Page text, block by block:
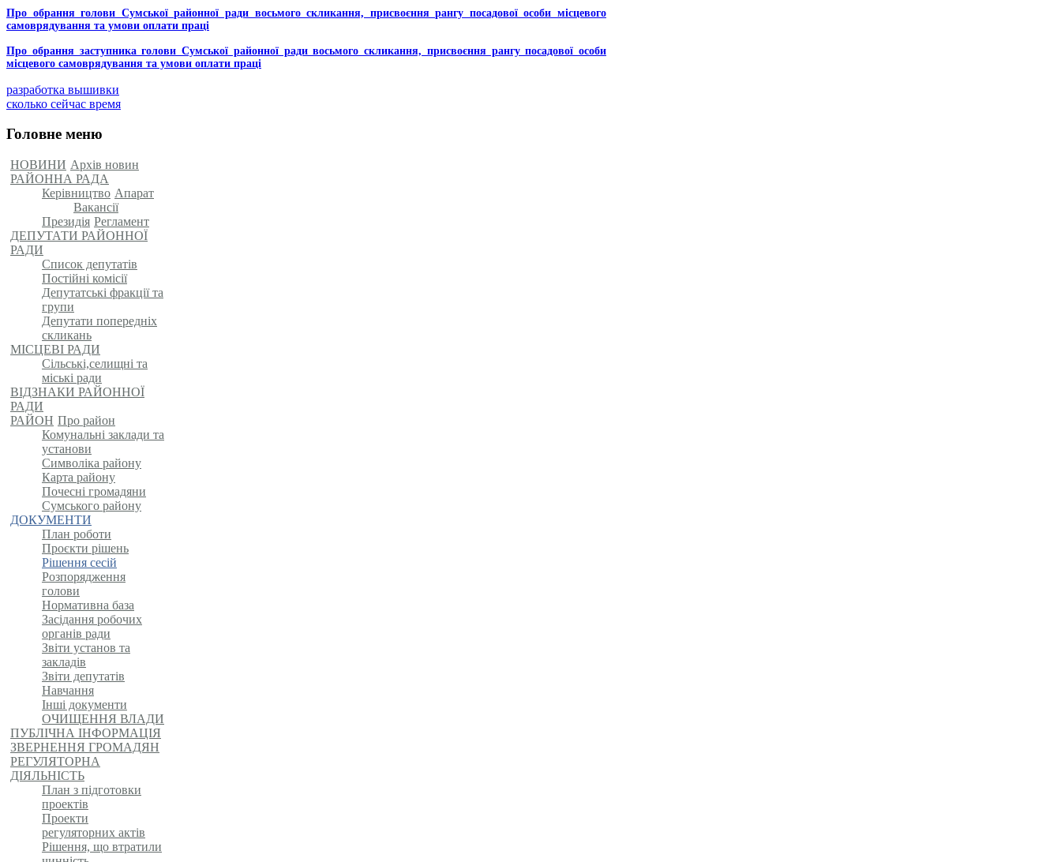
Про обрання голови Сумської районної ради восьмого скликання, присвоєння рангу посадової особи місцевого
самоврядування та умови оплати праці
Про обрання заступника голови Сумської районної ради восьмого скликання, присвоєння рангу посадової особи
місцевого самоврядування та умови оплати праці
разработка вышивки
сколько сейчас время
Головне меню
НОВИНИ Архів новин
РАЙОННА РАДА
Керівництво Апарат
Вакансії
Президія Регламент
ДЕПУТАТИ РАЙОННОЇ
РАДИ
Список депутатів
Постійні комісії
Депутатські фракції та
групи
Депутати попередніх
скликань
МІСЦЕВІ РАДИ
Сільські,селищні та
міські ради
ВІДЗНАКИ РАЙОННОЇ
РАДИ
РАЙОН Про район
Комунальні заклади та
установи
Символіка району
Карта району
Почесні громадяни
Сумського району
ДОКУМЕНТИ
План роботи
Проєкти рішень
Рішення сесій
Розпорядження
голови
Нормативна база
Засідання робочих
органів ради
Звіти установ та
закладів
Звіти депутатів
Навчання
Інші документи
ОЧИЩЕННЯ ВЛАДИ
ПУБЛІЧНА ІНФОРМАЦІЯ
ЗВЕРНЕННЯ ГРОМАДЯН
РЕГУЛЯТОРНА
ДІЯЛЬНІСТЬ
План з підготовки
проектів
Проекти
регуляторних актів
Рішення, що втратили